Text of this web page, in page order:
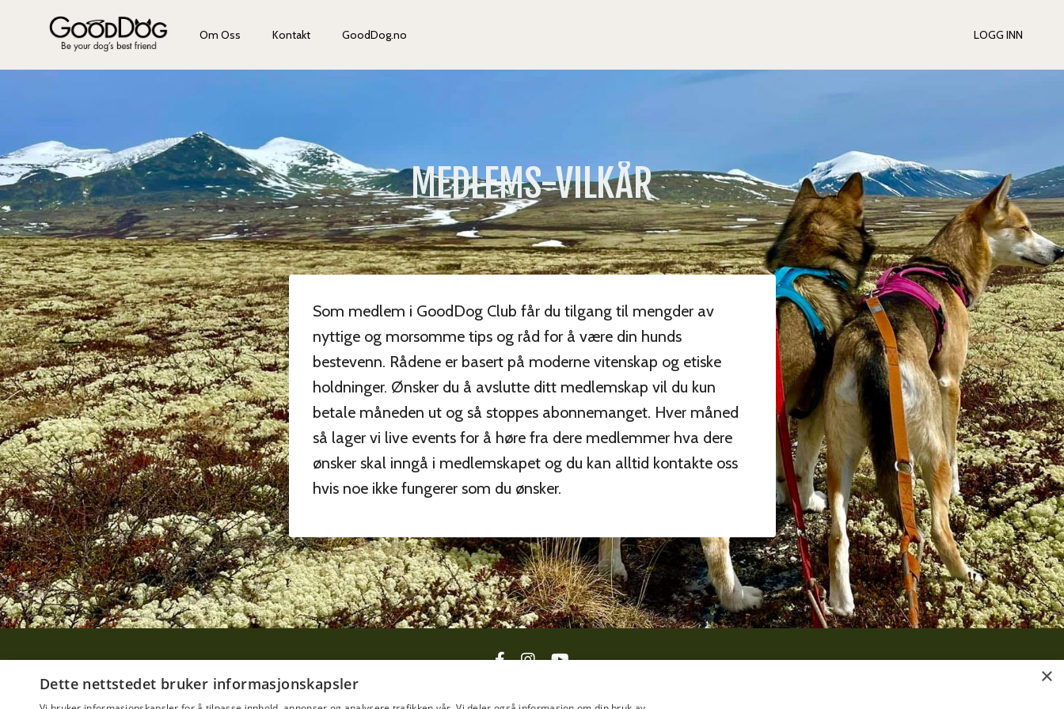
Om Oss Kontakt GoodDog.no LOGG INN
MEDLEMS-VILKÅR
Som medlem i GoodDog Club får du tilgang til mengder av
nyttige og morsomme tips og råd for å være din hunds
bestevenn. Rådene er basert på moderne vitenskap og etiske
holdninger. Ønsker du å avslutte ditt medlemskap vil du kun
betale måneden ut og så stoppes abonnemanget. Hver måned
så lager vi live events for å høre fra dere medlemmer hva dere
ønsker skal inngå i medlemskapet og du kan alltid kontakte oss
hvis noe ikke fungerer som du ønsker.
×
Dette nettstedet bruker informasjonskapsler